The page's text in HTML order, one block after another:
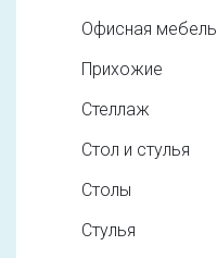
Офисная мебель
Прихожие
Стеллаж
Стол и стулья
Столы
Стулья